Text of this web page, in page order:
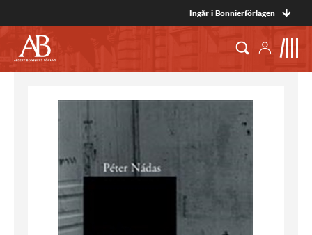
Ingår i Bonnierförlagen